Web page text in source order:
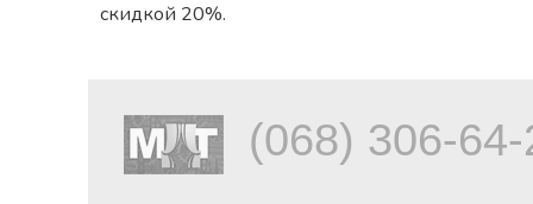
скидкой 20%.
(068) 306-64-